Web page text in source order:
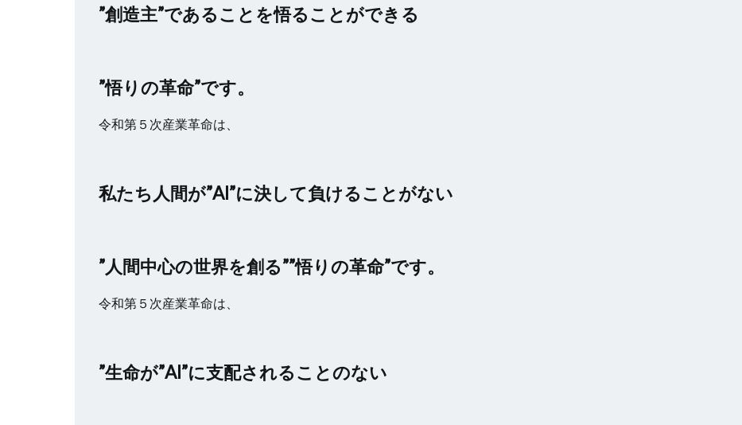
”創造主”であることを悟ることができる
”悟りの革命”です。
令和第５次産業革命は、
私たち人間が”AI”に決して負けることがない
”人間中心の世界を創る””悟りの革命”です。
令和第５次産業革命は、
”生命が”AI”に支配されることのない